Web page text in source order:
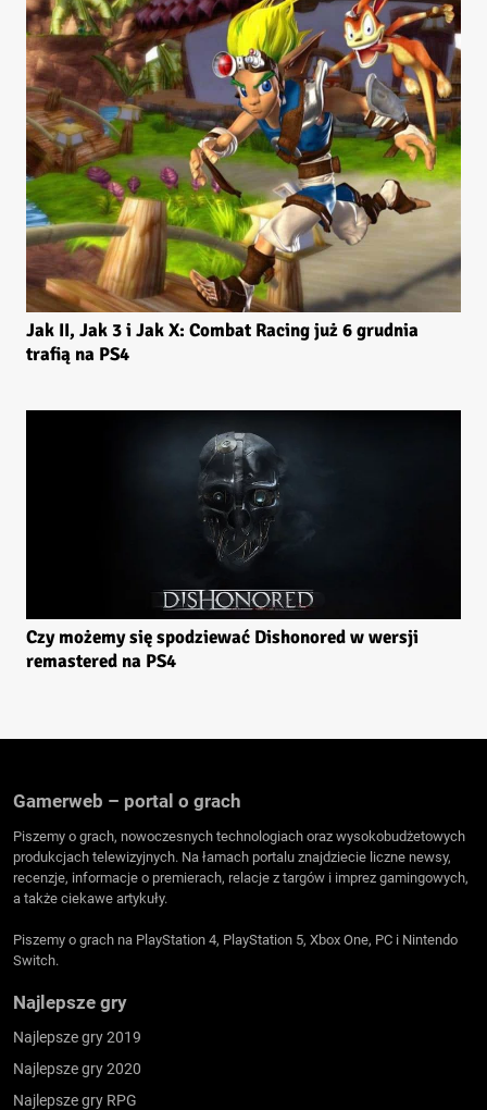
Jak II, Jak 3 i Jak X: Combat Racing już 6 grudnia
trafią na PS4
Czy możemy się spodziewać Dishonored w wersji
remastered na PS4
Gamerweb – portal o grach
Piszemy o grach, nowoczesnych technologiach oraz wysokobudżetowych
produkcjach telewizyjnych. Na łamach portalu znajdziecie liczne newsy,
recenzje, informacje o premierach, relacje z targów i imprez gamingowych,
a także ciekawe artykuły.
Piszemy o grach na PlayStation 4, PlayStation 5, Xbox One, PC i Nintendo
Switch.
Najlepsze gry
Najlepsze gry 2019
Najlepsze gry 2020
Najlepsze gry RPG